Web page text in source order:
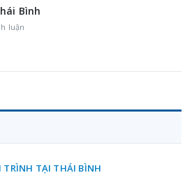
Bình
luận
TRÌNH TẠI THÁI BÌNH